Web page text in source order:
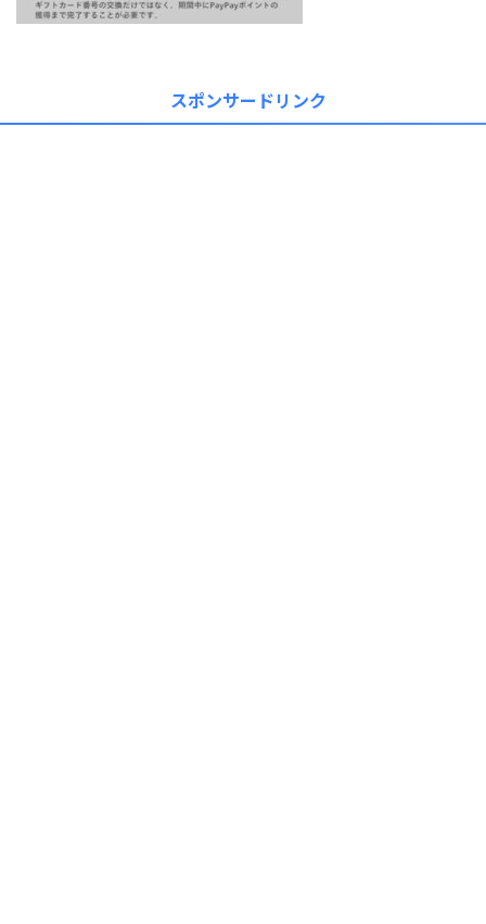
スポンサードリンク